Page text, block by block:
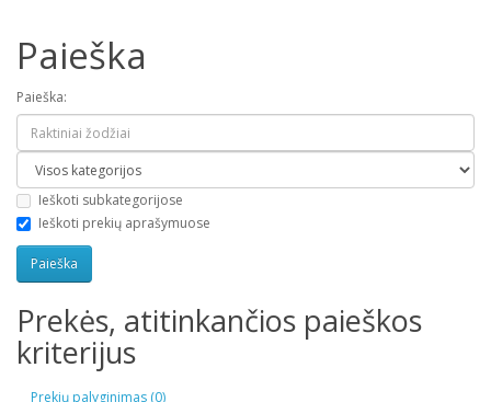
Paieška
Paieška:
Ieškoti subkategorijose
Ieškoti prekių aprašymuose
Prekės, atitinkančios paieškos
kriterijus
Prekių palyginimas (0)